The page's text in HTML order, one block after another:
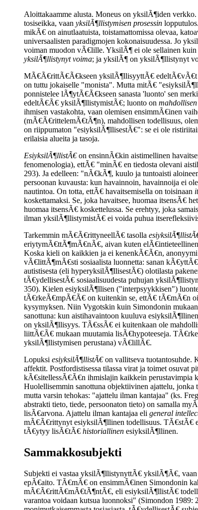
Aloittakaamme alusta. Moneus on yksilÃ¶iden
tosiseikka, vaan yksilÃ¶llistymisen prosessin
mikÃ€ on ainutlaatuista, toistamattomissa olevaa,
universaalisten paradigmojen kokonaisuudessa. Jo
voiman muodon vÃ€lille. YksilÃ¶ ei ole sellainen
yksilÃ¶llistynyt voima; ja yksilÃ¶ on yksilÃ¶llistynyt
MÃ€Ã€rittÃ€Ã€kseen yksilÃ¶llisyyttÃ€ edeltÃ€vÃ€t
on tuttu jokaiselle "monista". Mutta mitÃ€
ponnistelee lÃ¶ytÃ€Ã€kseen sanasta 'luonto' sen
edeltÃ€Ã€ yksilÃ¶llistymistÃ€; luonto on
ihmisen vastakohta, vaan olemisen ensimmÃ€inen
(mÃ€Ã€rittelemÃ€tÃ¶n), mahdollisen todellisuus,
on riippumaton "esiyksilÃ¶llisestÃ€": se ei ole
erilaisia alueita ja tasoja.
EsiyksilÃ¶llistÃ€on ensinnÃ€kin aistimellinen
fenomenologia), ettÃ€ "minÃ€ en tiedosta olevani
293). Ja edelleen: "nÃ€kÃ¶, kuulo ja tuntoaisti
persoonan kuvausta: kun havainnoin, havainnoija ei
nautintoa. On totta, ettÃ€ havaitsemisella on toisinaan
koskettamaksi. Se, joka havaitsee, huomaa itsensÃ€
huomaa itsensÃ€ koskettelussa. Se erehtyy, joka
ilman yksilÃ¶llistymistÃ€ ei voida puhua
Tarkemmin mÃ€Ã€rittyneellÃ€ tasolla
eriytymÃ€ttÃ¶mÃ€nÃ€, aivan kuten
Koska kieli on kaikkien ja ei kenenkÃ€Ã€n,
vÃ€littÃ¶mÃ€sti sosiaalista luonnetta: sanan
autistisesta (eli hyperyksilÃ¶llisestÃ€) olotilasta
tÃ€ydellisestÃ€ sosiaalisuudesta puhujan
350). Kielen esiyksilÃ¶llisen ("interpsyykkisen")
tÃ€rkeÃ€mpÃ€Ã€ on kuitenkin se, ettÃ€ tÃ€mÃ€n
kysymyksen. Niin Vygotskin kuin Simondonin
sanottuna: kun aistihavaintoon kuuluva
on yksilÃ¶llisyys. TÃ€ssÃ€ ei kuitenkaan ole
liittÃ€Ã€ mukaan muutamia lisÃ€hypoteeseja.
yksilÃ¶llistymisen perustana) vÃ€lillÃ€.
Lopuksi esiyksilÃ¶llistÃ€on vallitseva tuotantosuhde.
affektit. Postfordistisessa tilassa virat ja toimet osuvat
kÃ€sitellessÃ€Ã€n ihmislajin kaikkein perustavimpia
Huolellisemmin sanottuna objektiivinen ajattelu,
mutta varsin tehokas: "ajattelu ilman kantajaa" (ks.
abstrakti tieto, tiede, persoonaton tieto) on samalla
lisÃ€arvona. Ajattelu ilman kantajaa eli general
mÃ€Ã€rittynyt esiyksilÃ¶llinen todellisuus. TÃ€stÃ€
tÃ€ytyy lisÃ€tÃ€ historiallinen esiyksilÃ¶llinen.
Sammakkosubjekti
Subjekti ei vastaa yksilÃ¶llistynyttÃ€ yksilÃ¶Ã€,
epÃ€aito. TÃ€mÃ€ on ensimmÃ€inen Simondonin
mÃ€Ã€rittÃ€mÃ€tÃ¶ntÃ€, eli esiyksilÃ¶llistÃ€
varantoa voidaan kutsua luonnoksi" (Simondon